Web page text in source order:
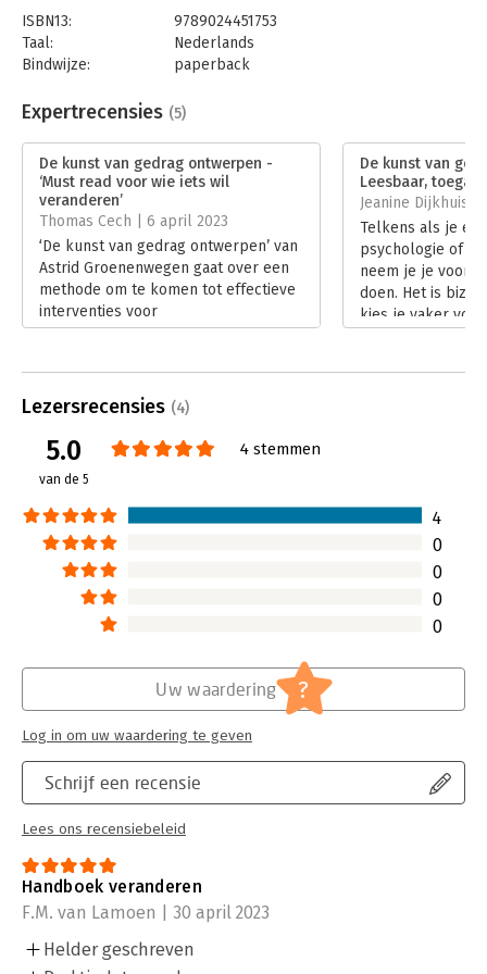
ISBN13:
9789024451753
Taal:
Nederlands
Bindwijze:
paperback
Uitgever:
Boom
Verschijningsdatum:
Hoofdrubriek:
Expertrecensies (5)
De kunst van gedrag ontwerpen -
‘Must read voor wie iets wil
veranderen’
Thomas Cech | 6 april 2023
‘De kunst van gedrag ontwerpen’ van
Astrid Groenenwegen gaat over een
methode om te komen tot effectieve
interventies voor
gedragsveranderingen. De methode
en non-profit organisaties.
Lees verder
De kunst van
Leesbaar,
Jeanine Dijkhuis |
Telkens als je
psychologie of
neem je je voor
doen. Het is bizar
kies je vaker
Lezersrecensies (4)
5.0
van de 5
4 stemmen
4
0
0
0
0
Schrijf een recensie
Lees ons recensiebeleid
Uw waardering ?
Log in om uw waardering te geven
Handboek veranderen
F.M. van Lamoen | 30 april 2023
Helder geschreven